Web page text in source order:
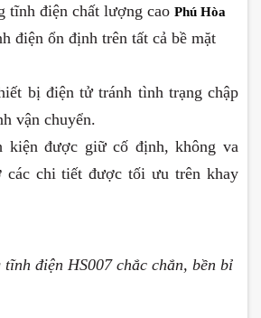
tĩnh điện chất lượng cao Phú Hòa
điện ổn định trên tất cả bề mặt
bị điện tử tránh tình trạng chập
vận chuyển.
được giữ cố định, không va
các chi tiết được tối ưu trên khay
điện HS007 chắc chắn, bền bỉ